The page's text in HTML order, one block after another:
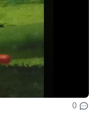
0